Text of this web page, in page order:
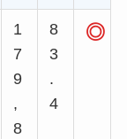
1
7
9
,
8
8
3
.
4
◎